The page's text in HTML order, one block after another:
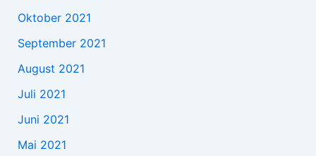
Oktober 2021
September 2021
August 2021
Juli 2021
Juni 2021
Mai 2021